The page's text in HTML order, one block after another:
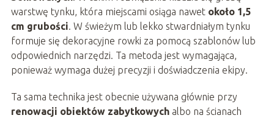
warstwę tynku, która miejscami osiąga nawet około 1,5
cm grubości. W świeżym lub lekko stwardniałym tynku
formuje się dekoracyjne rowki za pomocą szablonów lub
odpowiednich narzędzi. Ta metoda jest wymagająca,
ponieważ wymaga dużej precyzji i doświadczenia ekipy.
Ta sama technika jest obecnie używana głównie przy
renowacji obiektów zabytkowychalbo na ścianach